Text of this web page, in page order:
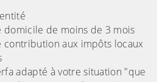
domicile de moins de 3 mois
contribution aux impôts locaux
adapté à votre situation "que